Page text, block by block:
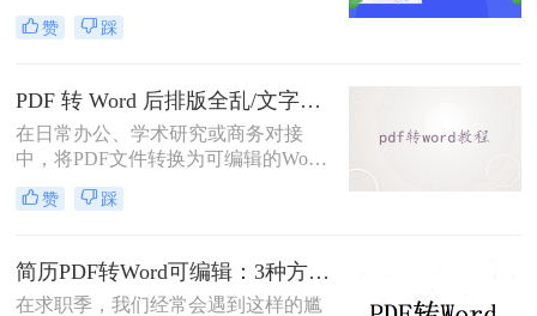
文档是极高频的需求。但最令人头疼
的往往不是转换本身，而是转换后出
等“惨剧”。因此，很多人都在苦苦寻
找“PDF怎么转Word才能保持原格式
不变/版式不乱”的完美方案。
赞 踩
PDF 转 Word 后排版全乱/文字错位/串行/乱跑怎么办？3种高保真转换方法全解析
在日常办公、学术研究或商务对接
中，将PDF文件转换为可编辑的Word
文档是极高频的需求。但最令人头疼
的往往不是转换本身，而是转换后出
等“惨剧”。面对PDF 转 Word 后排版
全乱/文字错位/串行/乱跑怎么办这一
难题，很多人尝试了各种免费工具却
赞 踩
简历PDF转Word可编辑：3种方法保留排版不乱的实测！
在求职季，我们经常会遇到这样的尴